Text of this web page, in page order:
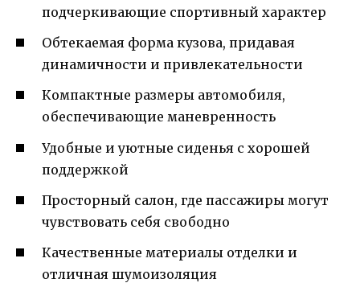
подчеркивающие спортивный характер
Обтекаемая форма кузова, придавая
динамичности и привлекательности
Компактные размеры автомобиля,
обеспечивающие маневренность
Удобные и уютные сиденья с хорошей
поддержкой
Просторный салон, где пассажиры могут
чувствовать себя свободно
Качественные материалы отделки и
отличная шумоизоляция